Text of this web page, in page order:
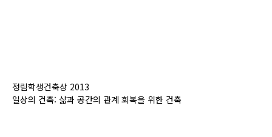
정림학생건축상 2013
일상의 건축: 삶과 공간의 관계 회복을 위한 건축